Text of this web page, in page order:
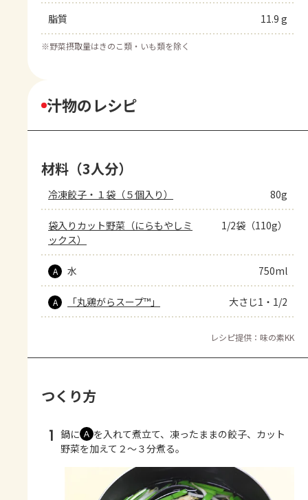
脂質 11.9 g
※野菜摂取量はきのこ類・いも類を除く
汁物のレシピ
材料（3人分）
冷凍餃子・１袋（５個入り） 80g
袋入りカット野菜（にらもやしミ
ックス）
1/2袋（110g）
A 水 750ml
A 「丸鶏がらスープ™」 大さじ1・1/2
レシピ提供：味の素KK
つくり方
1 鍋に Ａ を入れて煮立て、凍ったままの餃子、カット
野菜を加えて２～３分煮る。